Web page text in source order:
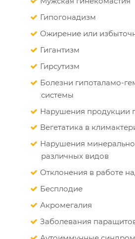
Гипогонадизм
Ожирение или
Гигантизм
Гирсутизм
Болезни гипоталамо-
системы
Нарушения продукции
Вегетатика в
Нарушения
различных видов
Отклонения в работе
Бесплодие
Акромегалия
Заболевания